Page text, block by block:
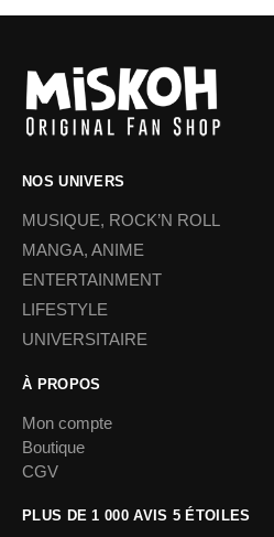
NOS UNIVERS
MUSIQUE, ROCK’N ROLL
MANGA, ANIME
ENTERTAINMENT
LIFESTYLE
UNIVERSITAIRE
À PROPOS
Mon compte
Boutique
CGV
PLUS DE 1 000 AVIS 5 ÉTOILES